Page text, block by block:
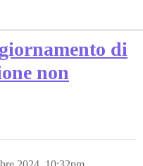
di
non